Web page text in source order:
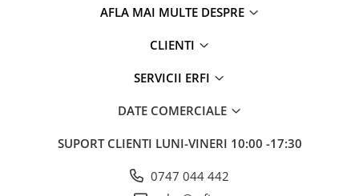
AFLA MAI MULTE DESPRE
CLIENTI
SERVICII ERFI
DATE COMERCIALE
SUPORT CLIENTI LUNI-VINERI 10:00 -17:30
0747 044 442